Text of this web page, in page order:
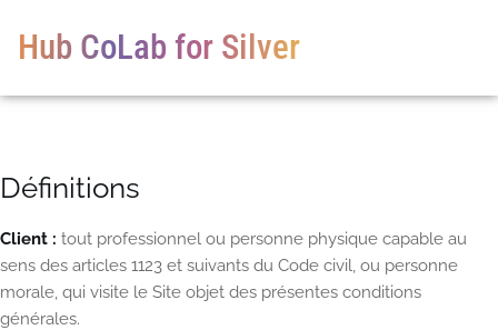
Hub CoLab for Silver
Définitions
Client : tout professionnel ou personne physique capable au
sens des articles 1123 et suivants du Code civil, ou personne
morale, qui visite le Site objet des présentes conditions
générales.